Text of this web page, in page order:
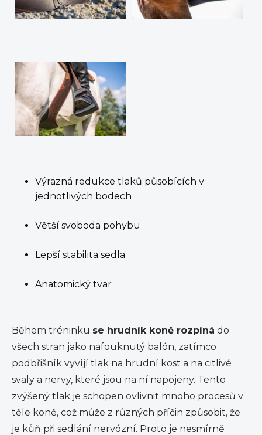
Výrazná redukce tlaků působících v
jednotlivých bodech
Větší svoboda pohybu
Lepší stabilita sedla
Anatomický tvar
Během tréninku se hrudník koně rozpíná do
všech stran jako nafouknutý balón, zatímco
podbřišník vyvíjí tlak na hrudní kost a na citlivé
svaly a nervy, které jsou na ní napojeny. Tento
zvýšený tlak je schopen ovlivnit mnoho procesů v
těle koně, což může z různých příčin způsobit, že
je kůň při sedlání nervózní. Proto je nesmírně